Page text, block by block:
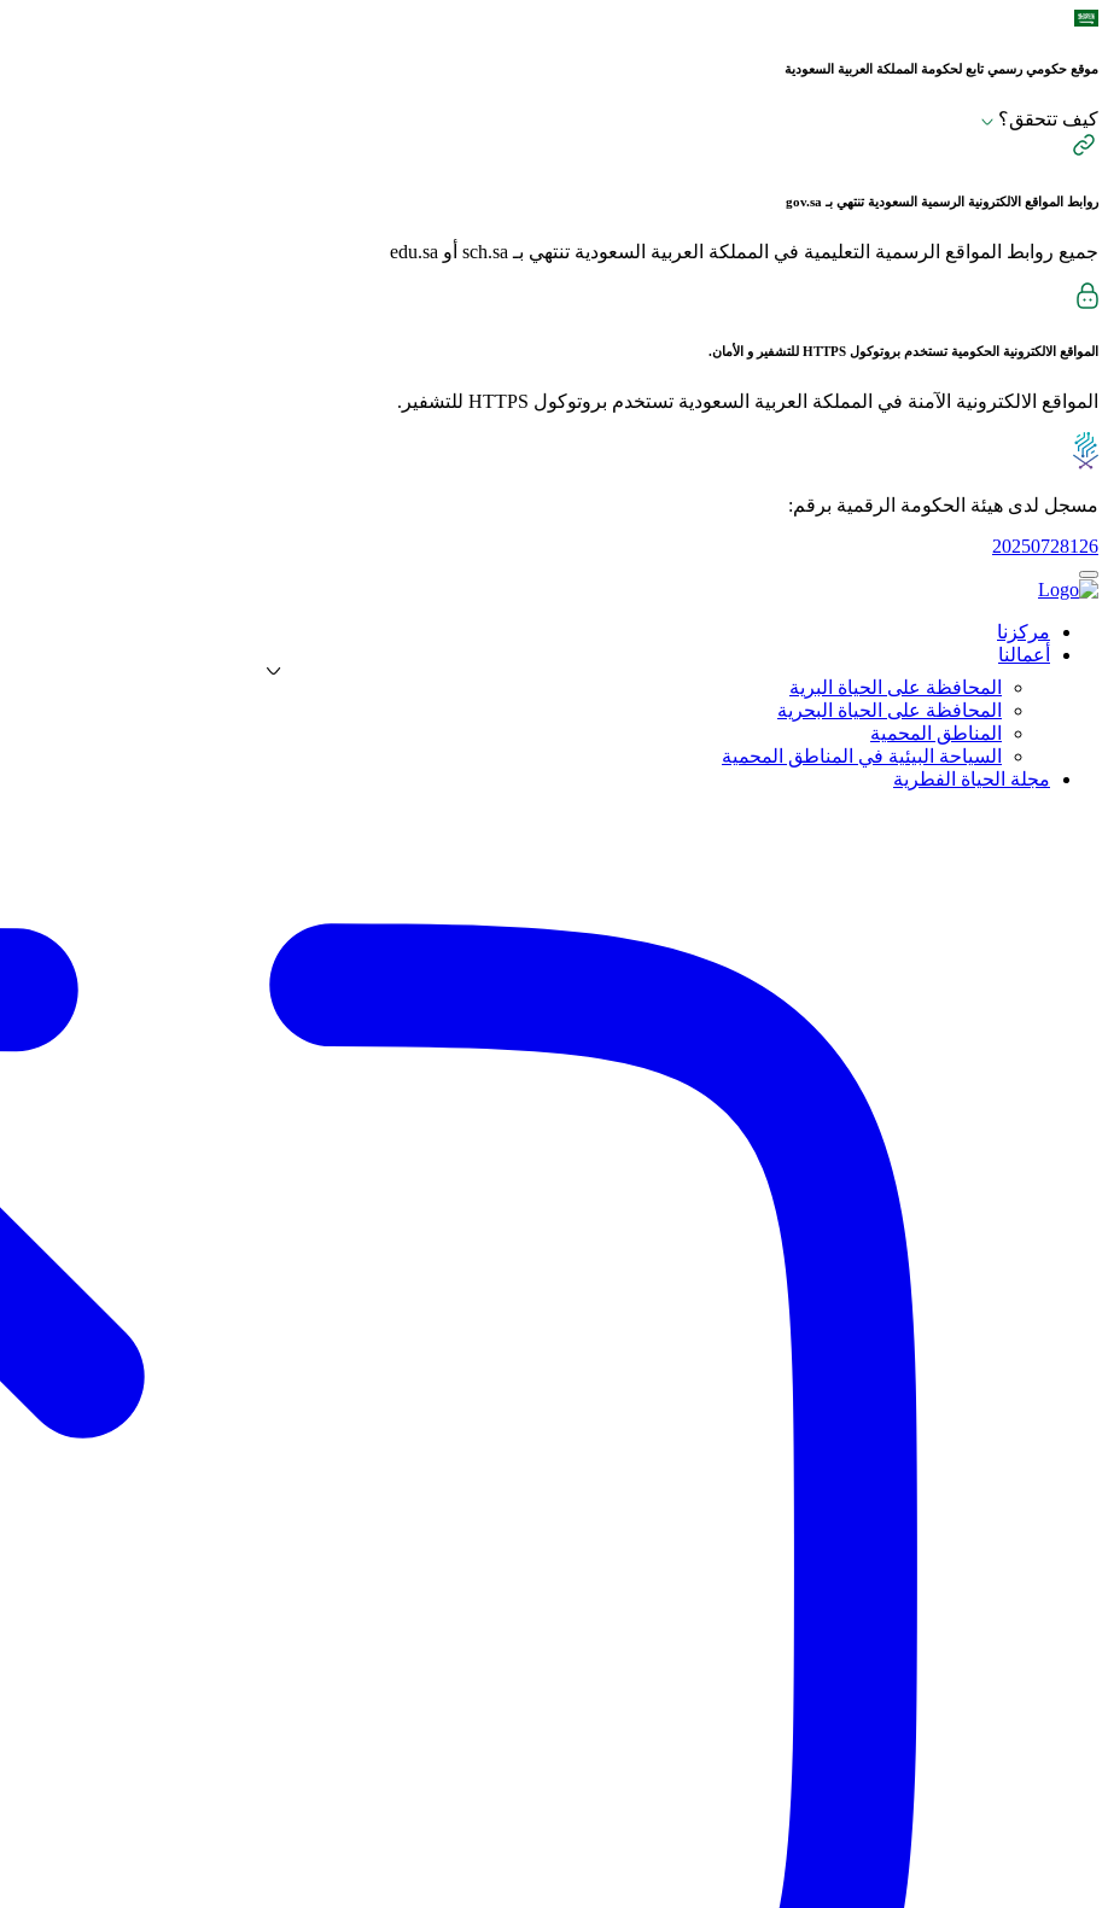
موقع حكومي رسمي تابع لحكومة المملكة العربية السعودية
كيف تتحقق؟
روابط المواقع الالكترونية الرسمية السعودية تنتهي بـ gov.sa
جميع روابط المواقع الرسمية التعليمية في المملكة العربية السعودية تنتهي بـ sch.sa أو edu.sa
المواقع الالكترونية الحكومية تستخدم بروتوكول HTTPS للتشفير و الأمان.
المواقع الالكترونية الآمنة في المملكة العربية السعودية تستخدم بروتوكول HTTPS للتشفير.
مسجل لدى هيئة الحكومة الرقمية برقم:
20250728126
مركزنا
أعمالنا
المحافظة على الحياة البرية
المحافظة على الحياة البحرية
المناطق المحمية
السياحة البيئية في المناطق المحمية
مجلة الحياة الفطرية